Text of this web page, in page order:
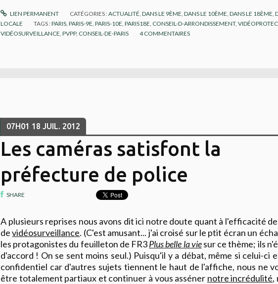
LIEN PERMANENT CATÉGORIES :ACTUALITÉ,DANS LE 9ÈME,DANS LE 10ÈME,DANS LE 18ÈME,
LOCALE
TAGS :PARIS, PARIS-9E, PARIS-10E, PARIS18E, CONSEIL-D-ARRONDISSEMENT,
VIDÉOSURVEILLANCE, PVPP, CONSEIL-DE-PARIS 4 COMMENTAIRES
07H01 18 JUIL. 2012
Les caméras satisfont la
préfecture de police
SHARE
A plusieurs reprises nous avons dit ici notre doute quant à l'efficacité
devidéosurveillance. (C'est amusant... j'ai croisé sur le ptit écran un
les protagonistes du feuilleton de FR3Plus belle la viesur ce thème; ils
d'accord ! On se sent moins seul.) Puisqu'il y a débat, même si celui-ci
confidentiel car d'autres sujets tiennent le haut de l'affiche, nous ne
être totalement partiaux et continuer à vous asséner notre incrédulité,